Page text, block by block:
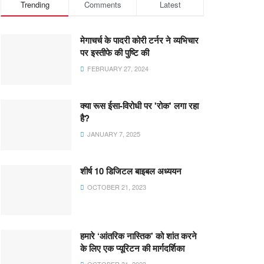
Trending Comments Latest
मेगाचर्च के पादरी कोरी टर्नर ने व्यभिचार
पर इस्तीफे की पुष्टि की
FEBRUARY 27, 2024
क्या रूस ईसा-विरोधी पर 'रोक' लगा रहा
है?
JANUARY 7, 2025
शीर्ष 10 डिजिटल बाइबल अध्ययन
OCTOBER 21, 2023
हमारे ‘आंतरिक नास्तिक’ को शांत करने
के लिए एक प्यूरिटन की मार्गदर्शिका